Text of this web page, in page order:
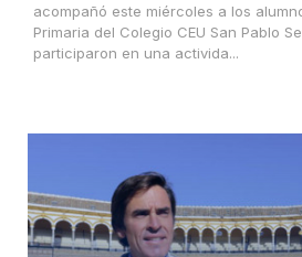
acompañó este miércoles a los
Primaria del Colegio CEU San Pablo
participaron en una activida...